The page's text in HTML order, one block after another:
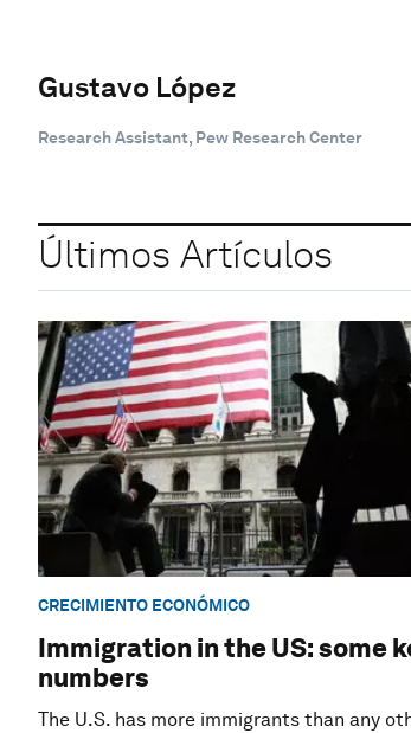
Gustavo López
Research Assistant, Pew Research Center
Últimos Artículos
CRECIMIENTO ECONÓMICO
Immigration in the US: some
numbers
The U.S. has more immigrants than any